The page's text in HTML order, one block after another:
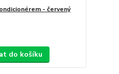
- červený
do košíku